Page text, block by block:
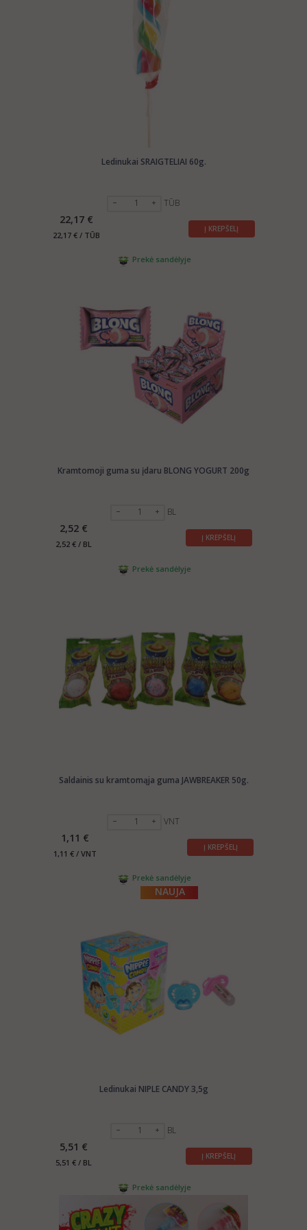
Ledinukai SRAIGTELIAI 60g.
TŪB
22,17 €
22,17 € / TŪB
Į KREPŠELĮ
Prekė sandėlyje
Kramtomoji guma su įdaru BLONG YOGURT 200g
BL
2,52 €
2,52 € / BL
Į KREPŠELĮ
Prekė sandėlyje
Saldainis su kramtomąja guma JAWBREAKER 50g.
VNT
1,11 €
1,11 € / VNT
Į KREPŠELĮ
Prekė sandėlyje
NAUJA
Ledinukai NIPLE CANDY 3,5g
BL
5,51 €
5,51 € / BL
Į KREPŠELĮ
Prekė sandėlyje